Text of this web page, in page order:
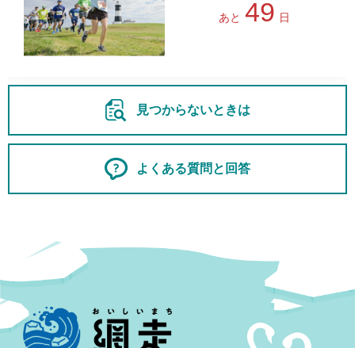
あと 49 日
見つからないときは
よくある質問と回答